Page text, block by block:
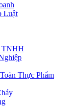
Luật
TNHH
Thực Phẩm